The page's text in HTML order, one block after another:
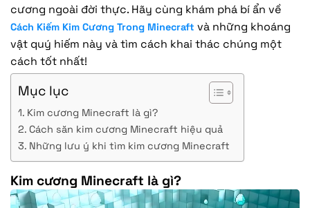
cương ngoài đời thực. Hãy cùng khám phá bí ẩn về
Cách Kiếm Kim Cương Trong Minecraft và những khoáng
vật quý hiếm này và tìm cách khai thác chúng một
cách tốt nhất!
Mục lục
Kim cương Minecraft là gì?
Cách săn kim cương Minecraft hiệu quả
Những lưu ý khi tìm kim cương Minecraft
Kim cương Minecraft là gì?